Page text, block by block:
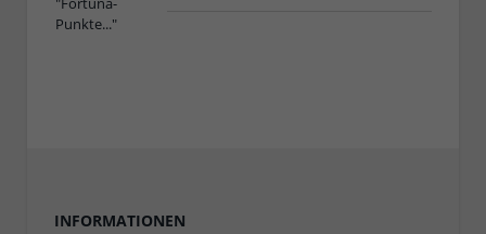
INFORMATIONEN